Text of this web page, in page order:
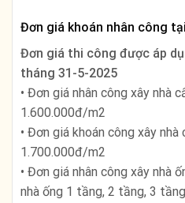
Đơn giá khoán nhân công
Đơn giá thi công được áp
tháng 31-5-2025
• Đơn giá nhân công xây nhà
1.600.000đ/m2
• Đơn giá khoán công xây
1.700.000đ/m2
• Đơn giá nhân công xây nhà
nhà ống 1 tầng, 2 tầng, 3